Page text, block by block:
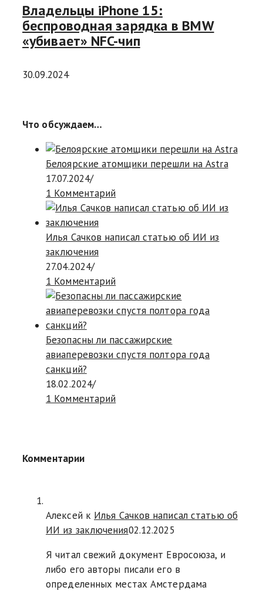
Владельцы iPhone 15:
беспроводная зарядка в BMW
«убивает» NFC-чип
30.09.2024
Что обсуждаем…
Белоярские атомщики перешли на Astra
17.07.2024/
1 Комментарий
Илья Сачков написал статью об ИИ из
заключения
27.04.2024/
1 Комментарий
Безопасны ли пассажирские
авиаперевозки спустя полтора года
санкций?
18.02.2024/
1 Комментарий
Комментарии
Алексей к Илья Сачков написал статью об
ИИ из заключения02.12.2025
Я читал свежий документ Евросоюза, и
либо его авторы писали его в
определенных местах Амстердама